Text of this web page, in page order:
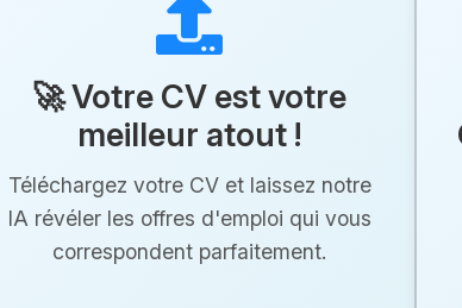
🚀 Votre CV est votre
meilleur atout !
Téléchargez votre CV et laissez notre
IA révéler les offres d'emploi qui vous
correspondent parfaitement.